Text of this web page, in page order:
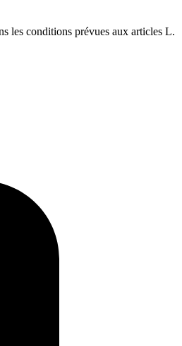
les conditions prévues aux articles L.